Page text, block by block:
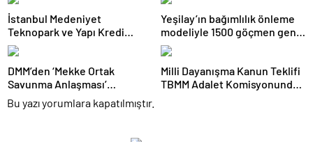
İstanbul Medeniyet
Teknopark ve Yapı Kredi
FRWRD’den açık inovasyon
buluşması
Yeşilay’ın bağımlılık önleme
modeliyle 1500 göçmen genç
güvenli geleceğe hazırlandı
DMM’den ‘Mekke Ortak
Savunma Anlaşması’
iddialarına yalanlama
Milli Dayanışma Kanun Teklifi
TBMM Adalet Komisyonunda
Bu yazı yorumlara kapatılmıştır.